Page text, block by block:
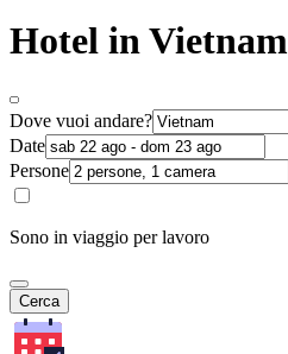
Hotel in Vietnam
Dove vuoi andare?
Date
Persone
Sono in viaggio per lavoro
Cerca